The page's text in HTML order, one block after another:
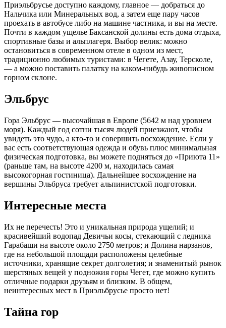
Приэльбрусье доступно каждому, главное — добраться до
Нальчика или Минеральных вод, а затем еще пару часов
проехать в автобусе либо на машине частника, и вы на месте.
Почти в каждом ущелье Баксанской долины есть дома отдыха,
спортивные базы и альплагеря. Выбор велик: можно
остановиться в современном отеле в одном из мест,
традиционно любимых туристами: в Чегете, Азау, Терсколе,
— а можно поставить палатку на каком-нибудь живописном
горном склоне.
Эльбрус
Гора Эльбрус — высочайшая в Европе (5642 м над уровнем
моря). Каждый год сотни тысяч людей приезжают, чтобы
увидеть это чудо, а кто-то и совершить восхождение. Если у
вас есть соответствующая одежда и обувь плюс минимальная
физическая подготовка, вы можете подняться до «Приюта 11»
(раньше там, на высоте 4200 м, находилась самая
высокогорная гостиница). Дальнейшее восхождение на
вершины Эльбруса требует альпинистской подготовки.
Интересные места
Их не перечесть! Это и уникальная природа ущелий; и
красивейший водопад Девичьи косы, стекающий с ледника
Гарабаши на высоте около 2750 метров; и Долина нарзанов,
где на небольшой площади расположены целебные
источники, хранящие секрет долголетия; и знаменитый рынок
шерстяных вещей у подножия горы Чегет, где можно купить
отличные подарки друзьям и близким. В общем,
неинтересных мест в Приэльбрусье просто нет!
Тайна гор